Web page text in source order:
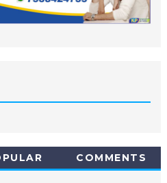
COMMENTS